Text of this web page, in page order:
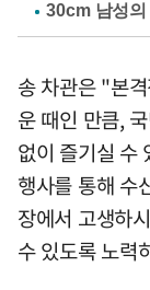
송 차관은 "본
운 때인 만큼,
없이 즐기실 수
행사를 통해 수
장에서 고생하
수 있도록 노력